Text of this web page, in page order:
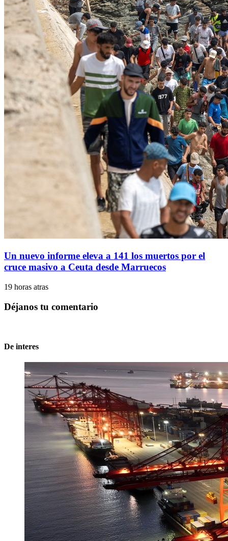
Un nuevo informe eleva a 141 los muertos por el
cruce masivo a Ceuta desde Marruecos
19 horas atras
Déjanos tu comentario
De interes